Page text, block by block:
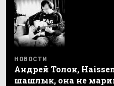
НОВОСТИ
Андрей Толок,
шашлык, она не